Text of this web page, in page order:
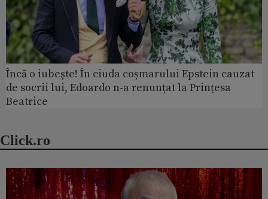
Încă o iubește! În ciuda coșmarului Epstein cauzat
de socrii lui, Edoardo n-a renunțat la Prințesa
Beatrice
Click.ro